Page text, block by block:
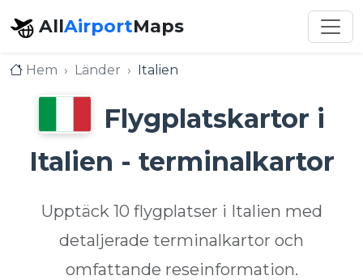
AllAirportMaps
Hem Länder Italien
Flygplatskartor i
Italien - terminalkartor
Upptäck 10 flygplatser i Italien med
detaljerade terminalkartor och
omfattande reseinformation.